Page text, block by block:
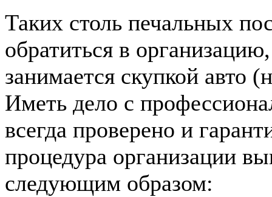
Таких столь печальных
обратиться в
занимается скупкой авто
Иметь дело с
всегда проверено и
процедура организации
следующим образом: